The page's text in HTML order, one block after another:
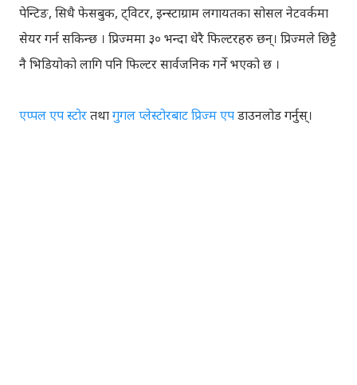
पेन्टिङ, सिधै फेसबुक, ट्विटर, इन्स्टाग्राम लगायतका सोसल नेटवर्कमा
सेयर गर्न सकिन्छ । प्रिज्ममा ३० भन्दा धेरै फिल्टरहरु छन्। प्रिज्मले छिट्टै
नै भिडियोको लागि पनि फिल्टर सार्वजनिक गर्ने भएको छ ।
एप्पल एप स्टोरतथागुगल प्लेस्टोरबाट प्रिज्म एपडाउनलोड गर्नुस्।